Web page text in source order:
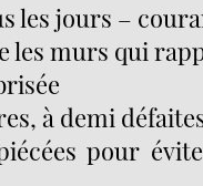
les jours –
les murs qui
à demi
pour